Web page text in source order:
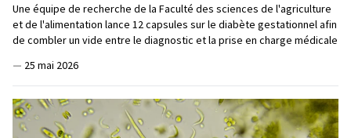
Une équipe de recherche de la Faculté des sciences de l'agriculture
et de l'alimentation lance 12 capsules sur le diabète gestationnel afin
de combler un vide entre le diagnostic et la prise en charge médicale
— 25 mai 2026